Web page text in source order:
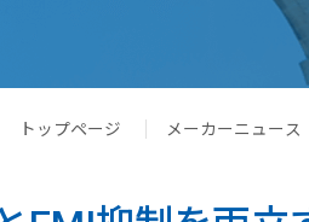
トップページ メーカーニュース